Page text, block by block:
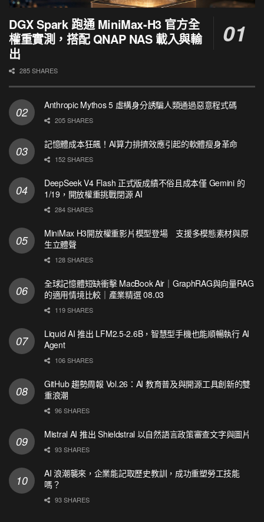
DGX Spark 跑通 MiniMax-H3 官方全
權重實測，搭配 QNAP NAS 載入與輸
出
285 SHARES
Anthropic Mythos 5 虛構身分誘騙人類通過惡意程式碼
205 SHARES
記憶體成本狂飆！AI算力排擠效應引起的軟體瘦身革命
152 SHARES
DeepSeek V4 Flash 正式版成績不俗且成本僅 Gemini 的
1/19，開放權重挑戰閉源 AI
284 SHARES
MiniMax H3開放權重影片模型登場 支援多模態素材與原
生立體聲
128 SHARES
全球記憶體短缺衝擊 MacBook Air｜GraphRAG與向量RAG
的適用情境比較｜產業精選 08.03
119 SHARES
Liquid AI 推出 LFM2.5-2.6B，智慧型手機也能順暢執行 AI
Agent
106 SHARES
GitHub 趨勢周報 Vol.26：AI 教育普及與開源工具創新的雙
重浪潮
96 SHARES
Mistral AI 推出 Shieldstral 以自然語言政策審查文字與圖片
93 SHARES
AI 浪潮襲來，企業能記取歷史教訓，成功重塑勞工技能
嗎？
93 SHARES